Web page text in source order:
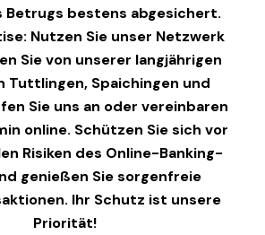
Betrugs bestens abgesichert.
Nutzen Sie unser Netzwerk
Sie von unserer langjährigen
Tuttlingen, Spaichingen und
Sie uns an oder vereinbaren
online. Schützen Sie sich vor
Risiken des Online-Banking-
genießen Sie sorgenfreie
Ihr Schutz ist unsere
Priorität!